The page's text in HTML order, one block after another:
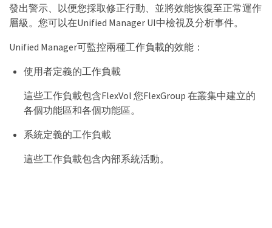
發出警示、以便您採取修正行動、並將效能恢復至正常運作
層級。您可以在Unified Manager UI中檢視及分析事件。
Unified Manager可監控兩種工作負載的效能：
使用者定義的工作負載
這些工作負載包含FlexVol 您FlexGroup 在叢集中建立的
各個功能區和各個功能區。
系統定義的工作負載
這些工作負載包含內部系統活動。